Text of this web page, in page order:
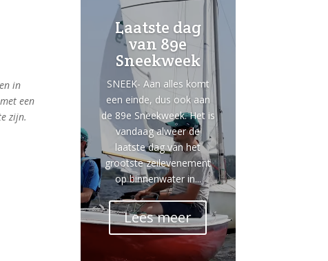
in
een
zijn.
Laatste dag
van 89e
Sneekweek
SNEEK- Aan alles komt
een einde, dus ook aan
de 89e Sneekweek. Het is
vandaag alweer de
laatste dag van het
grootste zeilevenement
op binnenwater in...
Lees meer